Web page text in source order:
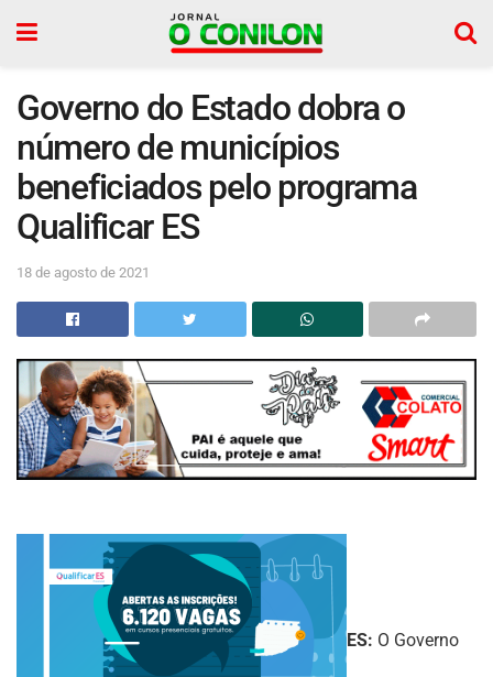
Governo do Estado dobra o
número de municípios
beneficiados pelo programa
Qualificar ES
18 de agosto de 2021
ES: O Governo